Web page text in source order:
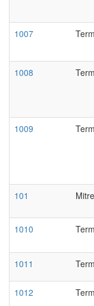
1007
1008
1009
101
1010
1011
1012